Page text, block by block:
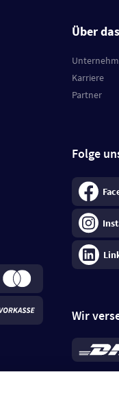
Über
Karriere
Partner
Folge
Wir
*Standard
je